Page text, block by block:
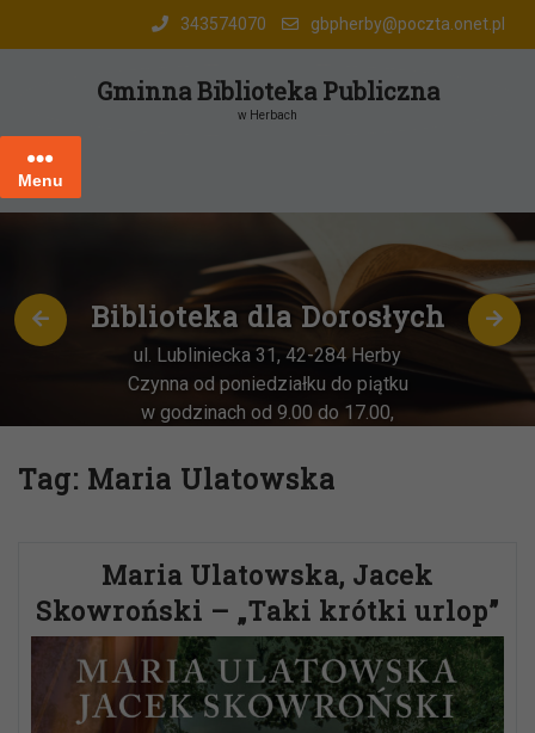
343574070 gbpherby@poczta.onet.pl
Gminna Biblioteka Publiczna
w Herbach
Menu
Biblioteka dla Dorosłych
ul. Lubliniecka 31, 42-284 Herby
Czynna od poniedziałku do piątku
w godzinach od 9.00 do 17.00,
w godz. 9:00-13:00
Tag: Maria Ulatowska
Maria Ulatowska, Jacek
Skowroński – „Taki krótki urlop”